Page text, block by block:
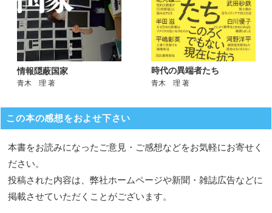
情報隠蔽国家
青木 理 著
時代の異端者たち
青木 理 著
この本の感想をおよせ下さい
本書をお読みになったご意見・ご感想などをお気軽にお寄せく
ださい。
投稿された内容は、弊社ホームページや新聞・雑誌広告などに
掲載させていただくことがございます。